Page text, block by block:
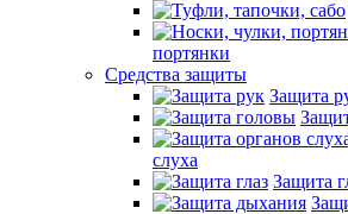
портянки
Средства защиты
Защита
слуха
Защита